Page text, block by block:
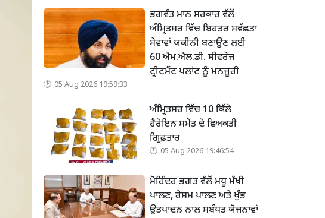
ਭਗਵੰਤ ਮਾਨ ਸਰਕਾਰ ਵੱਲੋਂ
ਅੰਮ੍ਰਿਤਸਰ ਵਿੱਚ ਬਿਹਤਰ ਸਵੱਛਤਾ
ਸੇਵਾਵਾਂ ਯਕੀਨੀ ਬਣਾਉਣ ਲਈ
60 ਐਮ.ਐਲ.ਡੀ. ਸੀਵਰੇਜ
ਟ੍ਰੀਟਮੈਂਟ ਪਲਾਂਟ ਨੂੰ ਮਨਜ਼ੂਰੀ
05 Aug 2026 19:59:33
ਅੰਮ੍ਰਿਤਸਰ ਵਿੱਚ 10 ਕਿੱਲੋ
ਹੈਰੋਇਨ ਸਮੇਤ ਦੋ ਵਿਅਕਤੀ
ਗ੍ਰਿਫ਼ਤਾਰ
05 Aug 2026 19:46:54
ਮੋਹਿੰਦਰ ਭਗਤ ਵੱਲੋਂ ਮਧੂ ਮੱਖੀ
ਪਾਲਣ, ਰੇਸ਼ਮ ਪਾਲਣ ਅਤੇ ਖੁੰਭ
ਉਤਪਾਦਨ ਨਾਲ ਸਬੰਧਤ ਯੋਜਨਾਵਾਂ